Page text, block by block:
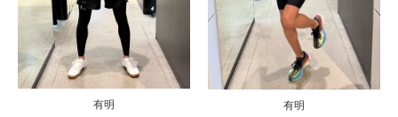
有明 有明